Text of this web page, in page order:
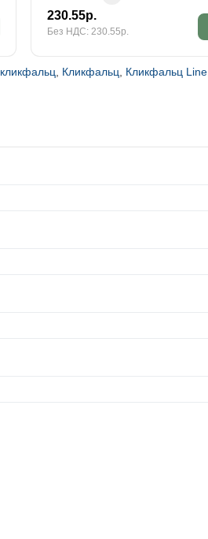
230.55р.
Без НДС: 230.55р.
кликфальц Кликфальц Кликфальц Line